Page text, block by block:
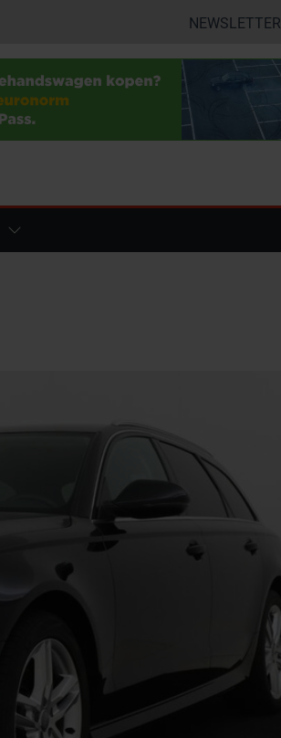
NEWSLETTER